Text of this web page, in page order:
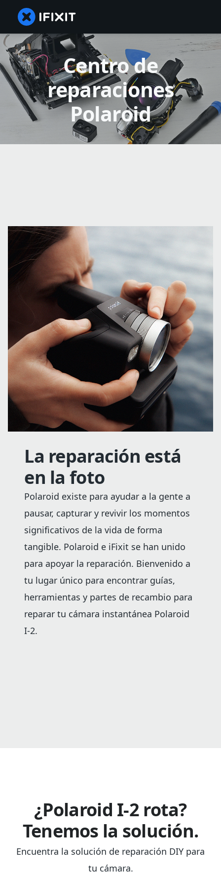
Centro de
reparaciones
Polaroid
La reparación está
en la foto
Polaroid existe para ayudar a la gente a
pausar, capturar y revivir los momentos
significativos de la vida de forma
tangible. Polaroid e iFixit se han unido
para apoyar la reparación. Bienvenido a
tu lugar único para encontrar guías,
herramientas y partes de recambio para
reparar tu cámara instantánea Polaroid
I-2.
¿Polaroid I-2 rota?
Tenemos la solución.
Encuentra la solución de reparación DIY para
tu cámara.